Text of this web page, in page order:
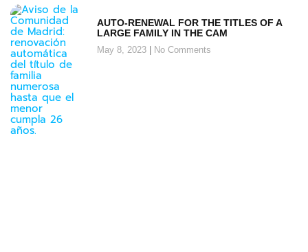
AUTO-RENEWAL FOR THE TITLES OF A
LARGE FAMILY IN THE CAM
May 8, 2023 No Comments